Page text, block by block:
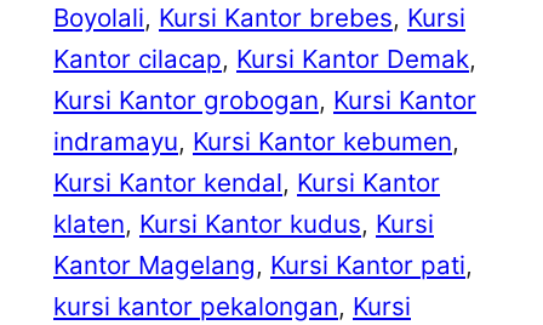
Boyolali, Kursi Kantor brebes, Kursi
Kantor cilacap, Kursi Kantor Demak
Kursi Kantor grobogan, Kursi Kantor
indramayu, Kursi Kantor kebumen
Kursi Kantor kendal, Kursi Kantor
klaten, Kursi Kantor kudus, Kursi
Kantor Magelang, Kursi Kantor pati
kursi kantor pekalongan, Kursi